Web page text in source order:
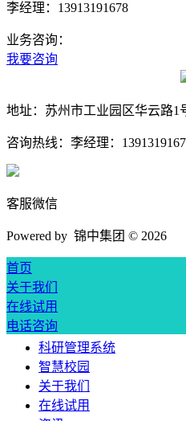
李经理：13913191678
业务咨询：
我要咨询
地址： 苏州市工业园区华云路1
咨询热线： 李经理：
客服微信
Powered by 锦中集团 © 2026
首页
关于我们
在线试用
电话咨询
科研管理系统
智慧校园
关于我们
在线试用